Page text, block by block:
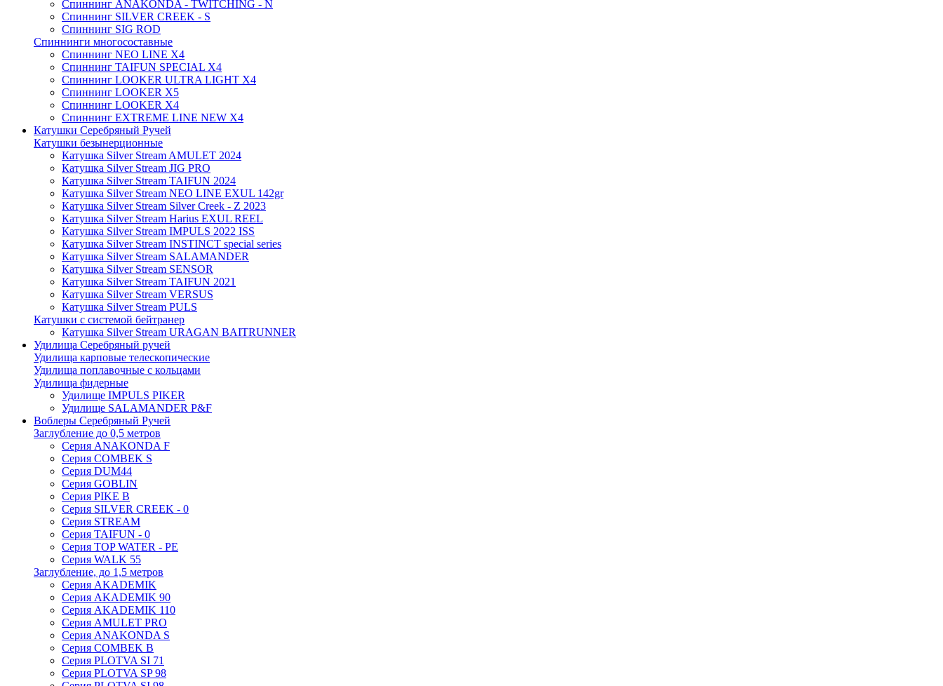
Спиннинг ANAKONDA - TWITCHING - N
Спиннинг SILVER CREEK - S
Спиннинг SIG ROD
Спиннинги многосоставные
Спиннинг NEO LINE X4
Спиннинг TAIFUN SPECIAL X4
Спиннинг LOOKER ULTRA LIGHT X4
Спиннинг LOOKER X5
Спиннинг LOOKER X4
Спиннинг EXTREME LINE NEW X4
Катушки Серебряный Ручей
Катушки безынерционные
Катушка Silver Stream AMULET 2024
Катушка Silver Stream JIG PRO
Катушка Silver Stream TAIFUN 2024
Катушка Silver Stream NEO LINE EXUL 142gr
Катушка Silver Stream Silver Creek - Z 2023
Катушка Silver Stream Harius EXUL REEL
Катушка Silver Stream IMPULS 2022 ISS
Катушка Silver Stream INSTINCT special series
Катушка Silver Stream SALAMANDER
Катушка Silver Stream SENSOR
Катушка Silver Stream TAIFUN 2021
Катушка Silver Stream VERSUS
Катушка Silver Stream PULS
Катушки с системой бейтранер
Катушка Silver Stream URAGAN BAITRUNNER
Удилища Серебряный ручей
Удилища карповые телескопические
Удилища поплавочные с кольцами
Удилища фидерные
Удилище IMPULS PIKER
Удилище SALAMANDER P&F
Воблеры Серебряный Ручей
Заглубление до 0,5 метров
Серия ANAKONDA F
Серия COMBEK S
Серия DUM44
Серия GOBLIN
Серия PIKE B
Серия SILVER CREEK - 0
Серия STREAM
Серия TAIFUN - 0
Серия TOP WATER - PE
Серия WALK 55
Заглубление, до 1,5 метров
Серия AKADEMIK
Серия AKADEMIK 90
Серия AKADEMIK 110
Серия AMULET PRO
Серия ANAKONDA S
Серия COMBEK B
Серия PLOTVA SI 71
Серия PLOTVA SP 98